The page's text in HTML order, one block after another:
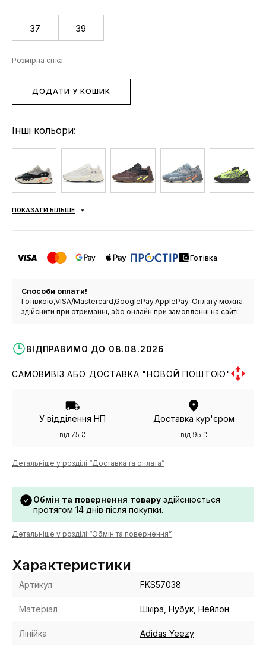
37 39
Розмірна сітка
ДОДАТИ У КОШИК
Інші кольори:
ПОКАЗАТИ БІЛЬШЕ
Готівка
Способи оплати!
Готівкою,VISA/Mastercard,GooglePay,ApplePay. Оплату можна
здійснити при отриманні, або онлайн при замовленні на сайті.
ВІДПРАВИМО ДО 08.08.2026
САМОВИВІЗ АБО ДОСТАВКА "НОВОЙ ПОШТОЮ"
У відділення НП
від 75 ₴
Доставка кур'єром
від 95 ₴
Детальніше у розділі “Доставка та оплата”
Обмін та повернення товару здійснюється
протягом 14 днів після покупки.
Детальніше у розділі “Обмін та повернення”
Характеристики
Артикул FKS57038
Матеріал Шкіра Нубук Нейлон
Лінійка Adidas Yeezy